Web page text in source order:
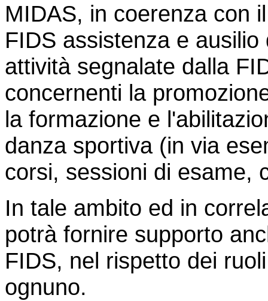
MIDAS, in coerenza con
FIDS assistenza e
attività segnalate dalla
concernenti la
la formazione e
danza sportiva (in via
corsi, sessioni di esame,
In tale ambito ed in
potrà fornire supporto
FIDS, nel rispetto dei
ognuno.